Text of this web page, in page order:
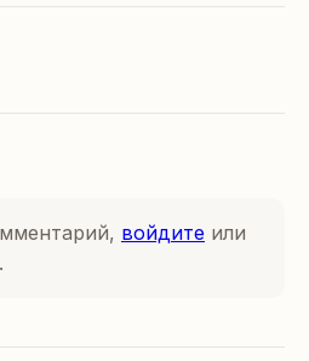
войдите или
.